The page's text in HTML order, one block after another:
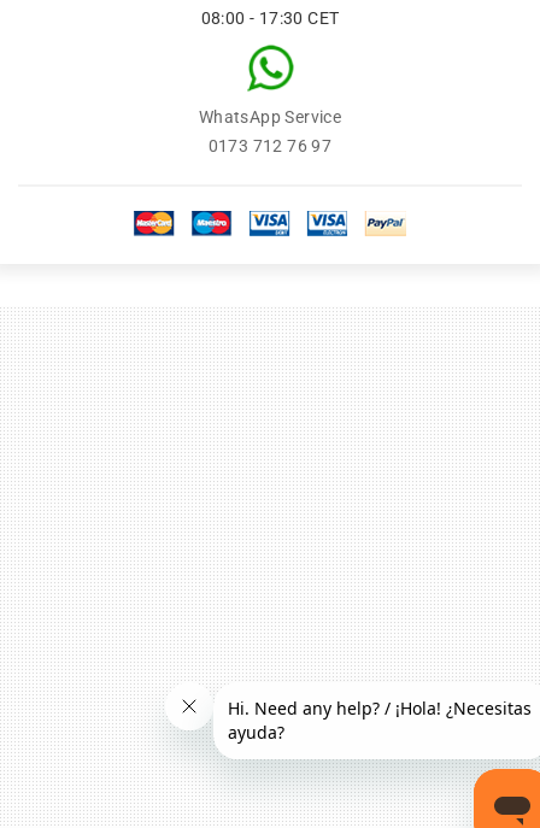
08:00 - 17:30 CET
WhatsApp Service
0173 712 76 97